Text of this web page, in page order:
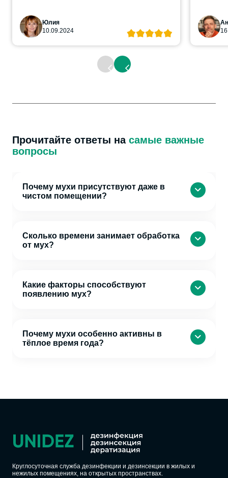
Юлия
10.09.2024
Прочитайте ответы на самые важные
вопросы
Почему мухи присутствуют даже в
чистом помещении?
Сколько времени занимает обработка
от мух?
Какие факторы способствуют
появлению мух?
Почему мухи особенно активны в
тёплое время года?
Круглосуточная служба дезинфекции и дезинсекции в жилых и
нежилых помещениях, на открытых пространствах.